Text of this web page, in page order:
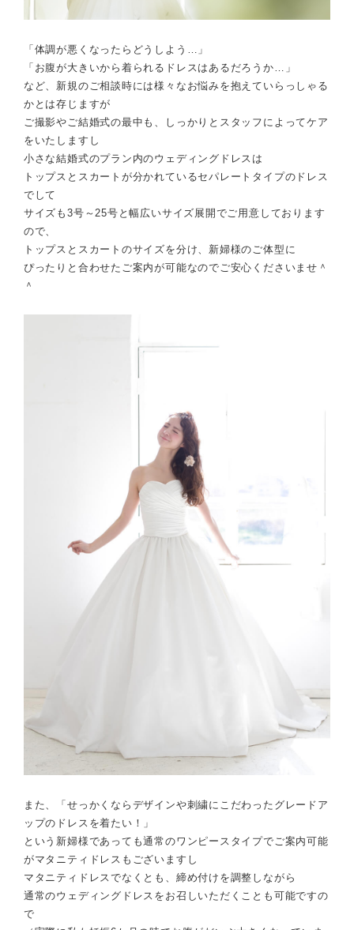
「体調が悪くなったらどうしよう…」
「お腹が大きいから着られるドレスはあるだろうか…」
など、新規のご相談時には様々なお悩みを抱えていらっしゃる
かとは存じますが
ご撮影やご結婚式の最中も、しっかりとスタッフによってケア
をいたしますし
小さな結婚式のプラン内のウェディングドレスは
トップスとスカートが分かれているセパレートタイプのドレス
でして
サイズも3号～25号と幅広いサイズ展開でご用意 しております
ので、
トップスとスカートのサイズを分け、新婦様のご体型に
ぴったりと合わせたご案内が可能なのでご安心くださいませ＾
＾
また、「せっかくならデザインや刺繍にこだわったグレードア
ップのドレスを着たい！」
という新婦様であっても通常のワンピースタイプでご案内可能
がマタニティドレス もございますし
マタニティドレスでなくとも、締め付けを調整しながら
通常のウェディングドレスをお召しいただくことも可能ですの
で